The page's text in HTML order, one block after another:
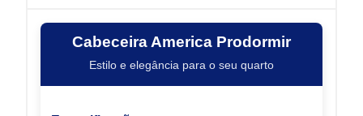
Cabeceira America Prodormir
Estilo e elegância para o seu quarto